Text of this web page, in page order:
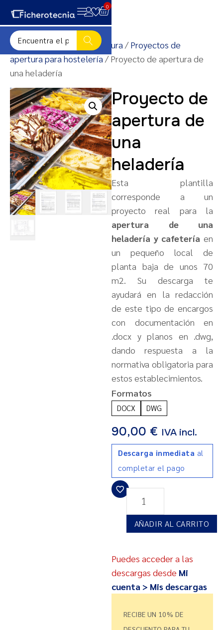
0
Inicio/Proyectos de apertura /Proyectos de
apertura para hostelería / Proyecto de apertura de
una heladería
Proyecto de
apertura de
una
heladería
Esta plantilla
corresponde a un
proyecto real para la
apertura de una
heladería y cafetería en
un pequeño local de
planta baja de unos 70
m2. Su descarga te
ayudará en la redacción
de este tipo de encargos
con documentación en
.docx y planos en .dwg,
dando respuesta a la
normativa obligatoria para
estos establecimientos.
Formatos
DOCX DWG
90,00 € IVA incl.
Descarga inmediata al
completar el pago
AÑADIR AL CARRITO
Puedes acceder a las
descargas desde Mi
cuenta > Mis descargas
RECIBE UN 10% DE